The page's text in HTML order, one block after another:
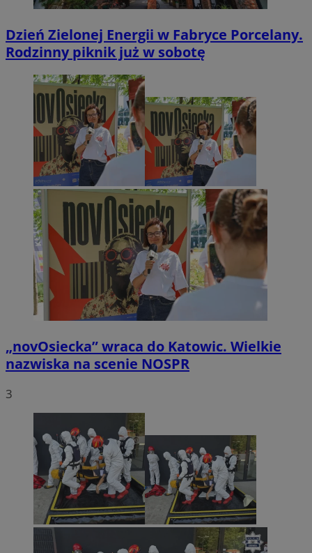
Dzień Zielonej Energii w Fabryce Porcelany.
Rodzinny piknik już w sobotę
„novOsiecka” wraca do Katowic. Wielkie
nazwiska na scenie NOSPR
3